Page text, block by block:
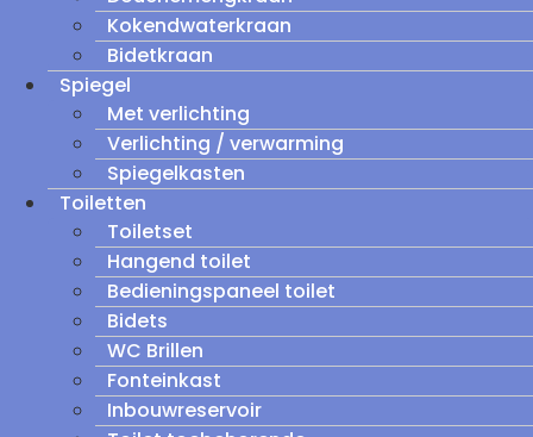
Kokendwaterkraan
Bidetkraan
Spiegel
Met verlichting
Verlichting / verwarming
Spiegelkasten
Toiletten
Toiletset
Hangend toilet
Bedieningspaneel toilet
Bidets
WC Brillen
Fonteinkast
Inbouwreservoir